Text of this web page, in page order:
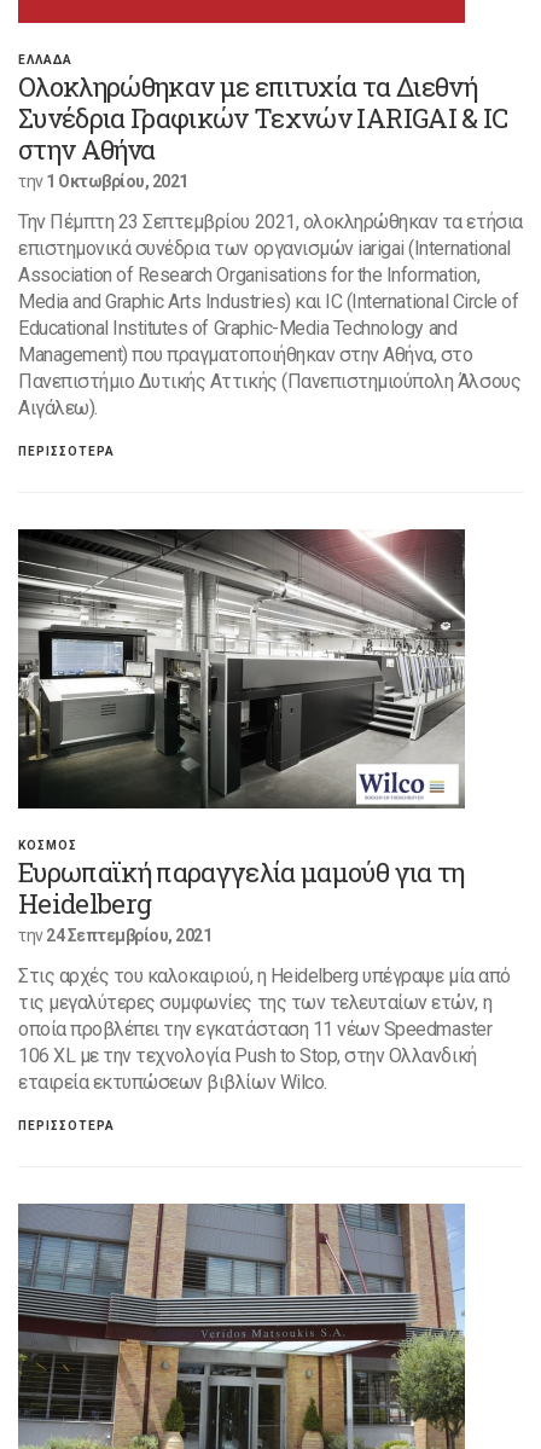
ΕΛΛΑΔΑ
Ολοκληρώθηκαν με επιτυχία τα Διεθνή
Συνέδρια Γραφικών Τεχνών IARIGAI & IC
στην Αθήνα
την1 Οκτωβρίου, 2021
Την Πέμπτη 23 Σεπτεμβρίου 2021, ολοκληρώθηκαν τα ετήσια
επιστημονικά συνέδρια των οργανισμών iarigai (International
Association of Research Organisations for the Information,
Media and Graphic Arts Industries) και IC (International Circle of
Educational Institutes of Graphic-Media Technology and
Management) που πραγματοποιήθηκαν στην Αθήνα, στο
Πανεπιστήμιο Δυτικής Αττικής (Πανεπιστημιούπολη Άλσους
Αιγάλεω).
ΠΕΡΙΣΣΟΤΕΡΑ
ΚΟΣΜΟΣ
Ευρωπαϊκή παραγγελία μαμούθ για τη
Heidelberg
την24 Σεπτεμβρίου, 2021
Στις αρχές του καλοκαιριού, η Heidelberg υπέγραψε μία από
τις μεγαλύτερες συμφωνίες της των τελευταίων ετών, η
οποία προβλέπει την εγκατάσταση 11 νέων Speedmaster
106 XL με την τεχνολογία Push to Stop, στην Ολλανδική
εταιρεία εκτυπώσεων βιβλίων Wilco.
ΠΕΡΙΣΣΟΤΕΡΑ